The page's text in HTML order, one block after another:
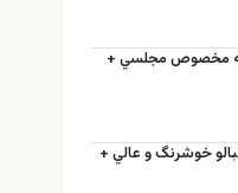
به مخصوص مجلسي +
خوشرنگ و عالي +